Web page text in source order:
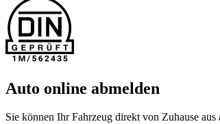
Auto online abmelden
Sie können Ihr Fahrzeug direkt von Zuhause